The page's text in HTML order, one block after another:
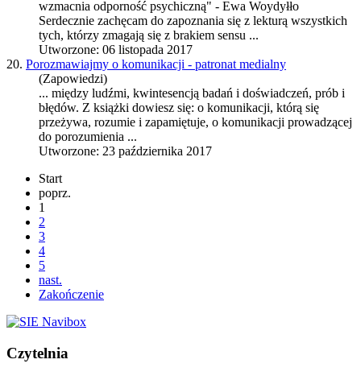
wzmacnia odporność psychiczną" - Ewa Woydyłło
Serdecznie zachęcam do zapoznania się z lekturą wszystkich
tych, którzy zmagają się z brakiem sensu ...
Utworzone: 06 listopada 2017
20. Porozmawiajmy o komunikacji - patronat medialny
(Zapowiedzi)
... między ludźmi, kwintesencją badań i doświadczeń, prób i
błędów. Z książki dowiesz się: o komunikacji, którą się
przeżywa, rozumie i zapamiętuje, o komunikacji prowadzącej
do porozumienia ...
Utworzone: 23 października 2017
Start
poprz.
1
2
3
4
5
nast.
Zakończenie
Czytelnia